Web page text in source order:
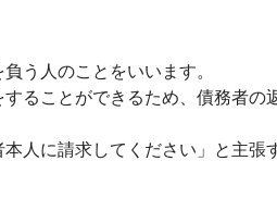
う人のことをいいます。
ることができるため、債務者の
人に請求してください」と主張